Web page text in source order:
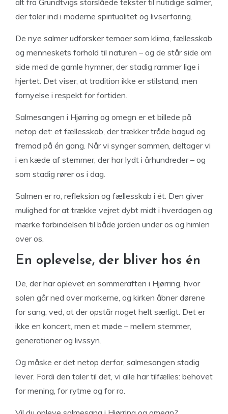
der taler ind i moderne spiritualitet og livserfaring.
De nye salmer udforsker temaer som klima, fællesskab
og menneskets forhold til naturen – og de står side om
side med de gamle hymner, der stadig rammer lige i
hjertet. Det viser, at tradition ikke er stilstand, men
fornyelse i respekt for fortiden.
Salmesangen i Hjørring og omegn er et billede på
netop det: et fællesskab, der trækker tråde bagud og
fremad på én gang. Når vi synger sammen, deltager vi
i en kæde af stemmer, der har lydt i århundreder – og
som stadig rører os i dag.
Salmen er ro, refleksion og fællesskab i ét. Den giver
mulighed for at trække vejret dybt midt i hverdagen og
mærke forbindelsen til både jorden under os og himlen
over os.
En oplevelse, der bliver hos én
De, der har oplevet en sommeraften i Hjørring, hvor
solen går ned over markerne, og kirken åbner dørene
for sang, ved, at der opstår noget helt særligt. Det er
ikke en koncert, men et møde – mellem stemmer,
generationer og livssyn.
Og måske er det netop derfor, salmesangen stadig
lever. Fordi den taler til det, vi alle har tilfælles: behovet
for mening, for rytme og for ro.